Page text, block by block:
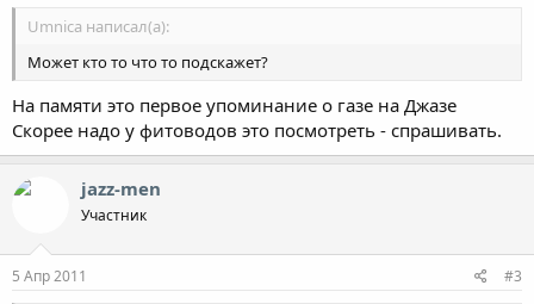
Umnica написал(а):
Может кто то что то подскажет?
На памяти это первое упоминание о газе на Джазе
Скорее надо у фитоводов это посмотреть - спрашивать.
jazz-men
Участник
5 Апр 2011 #3